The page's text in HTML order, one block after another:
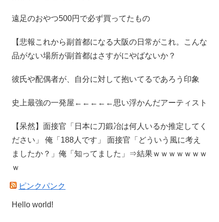
遠足のおやつ500円で必ず買ってたもの
【悲報これから副首都になる大阪の日常がこれ。こんな
品がない場所が副首都はさすがにやばないか？
彼氏や配偶者が、自分に対して抱いてるであろう印象
史上最強の一発屋←←←←←思い浮かんだアーティスト
【呆然】面接官「日本に刀鍛冶は何人いるか推定してく
ださい」 俺「188人です」 面接官「どういう風に考え
ましたか？」俺「知ってました」⇒結果ｗｗｗｗｗｗｗ
ｗ
ピンクパンク
Hello world!